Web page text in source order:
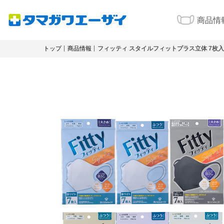
商品情
トップ 商品情報 フィッティ スタイルフィットプラス立体 7枚入